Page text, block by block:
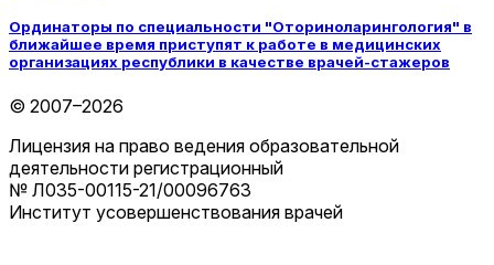
Ординаторы по специальности "Оториноларингология" в
ближайшее время приступят к работе в медицинских
организациях республики в качестве врачей-стажеров
© 2007–2026
Лицензия на право ведения образовательной
деятельности регистрационный
№ Л035-00115-21/00096763
Институт усовершенствования врачей